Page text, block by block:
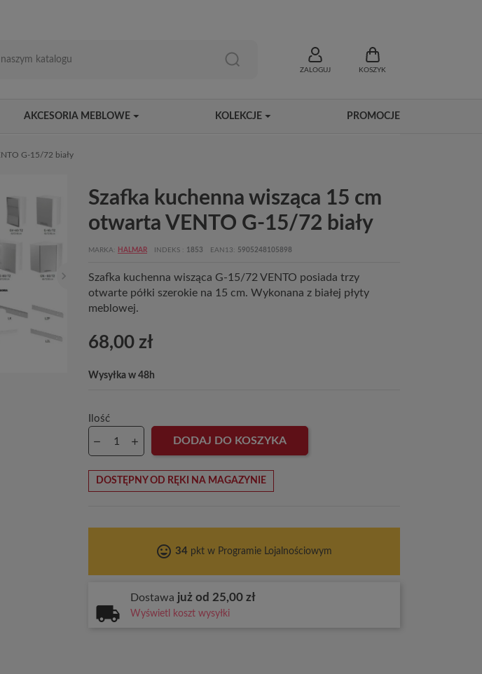
ZALOGUJ KOSZYK
AKCESORIA MEBLOWE KOLEKCJE PROMOCJE
G-15/72 biały
Szafka kuchenna wisząca 15 cm
otwarta VENTO G-15/72 biały
MARKA HALMAR INDEKS 1853 EAN13 5905248105898
Szafka kuchenna wisząca G-15/72 VENTO posiada trzy
otwarte półki szerokie na 15 cm. Wykonana z białej płyty
meblowej.
68,00 zł
Wysyłka w 48h
Ilość
DODAJ DO KOSZYKA
DOSTĘPNY OD RĘKI NA MAGAZYNIE
tag_faces 34 pkt w Programie Lojalnościowym
Dostawa już od 25,00 zł
Wyświetl koszt wysyłki